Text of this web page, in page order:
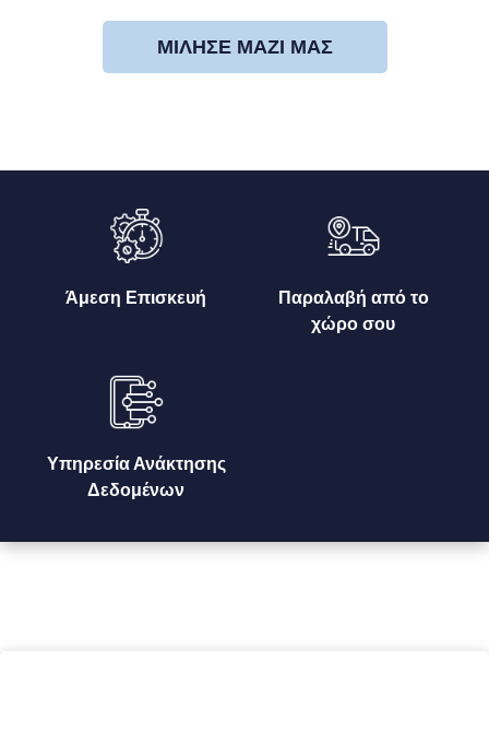
ΜΊΛΗΣΕ ΜΑΖΊ ΜΑΣ
Άμεση Επισκευή
Παραλαβή από το
χώρο σου
Υπηρεσία Ανάκτησης
Δεδομένων